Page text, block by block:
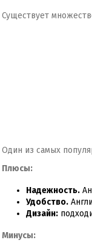
Существует
Один из самых
Плюсы:
Надежность.
Удобство.
Дизайн:
Минусы: